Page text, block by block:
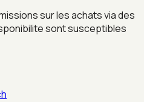
sur les achats via des
sont susceptibles